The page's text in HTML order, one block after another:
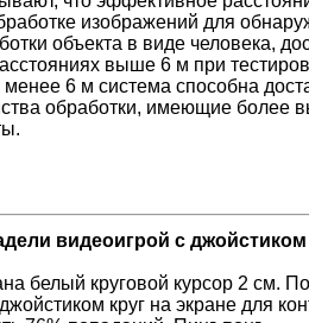
изображений для
объекта в виде человека,
выше 6 м при
6 м система способна
обработки, имеющие более
видеоигрой с джойстиком
белый круговой курсор 2 см.
круг на экране для